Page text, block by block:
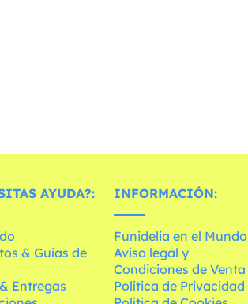
AYUDA?:
& Guías de
Entregas
INFORMACIÓN:
Funidelia en el Mundo
Aviso legal y
Condiciones de Venta
Política de Privacidad